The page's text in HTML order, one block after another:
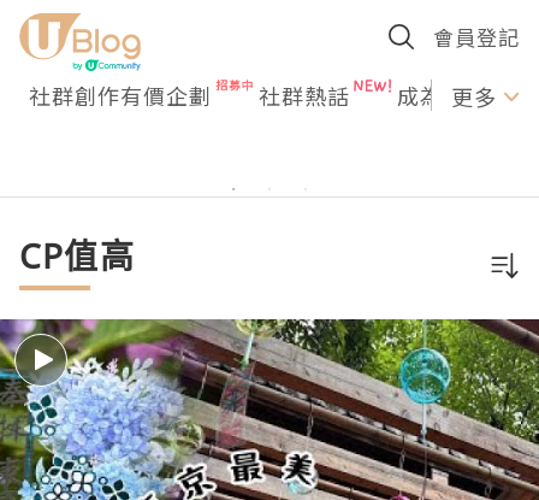
會員登記
社群創作有價企劃 社群熱話 成為U更多
CP值高